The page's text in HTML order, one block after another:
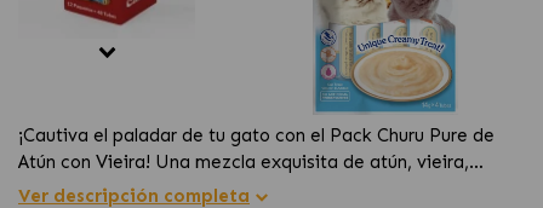
¡Cautiva el paladar de tu gato con el Pack Churu Pure de
Atún con Vieira! Una mezcla exquisita de atún, vieira,
tapioca, colágeno y extracto de té verde.
Ver descripción completa